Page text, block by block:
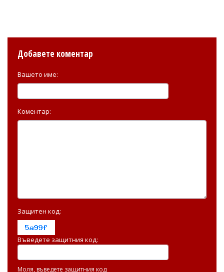
Добавете коментар
Вашето име:
Коментар:
Защитен код:
Въведете защитния код:
Моля, въведете защитния код